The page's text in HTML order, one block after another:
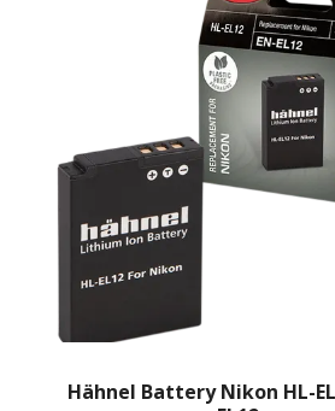
Hähnel Battery Nikon HL-